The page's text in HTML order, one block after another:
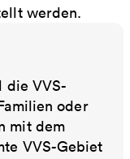
werden.
die VVS-
oder
mit dem
VVS-Gebiet